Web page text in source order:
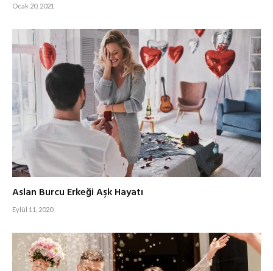
Ocak 20, 2021
Aslan Burcu Erkeği Aşk Hayatı
Eylül 11, 2020